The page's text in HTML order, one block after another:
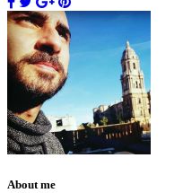
About me